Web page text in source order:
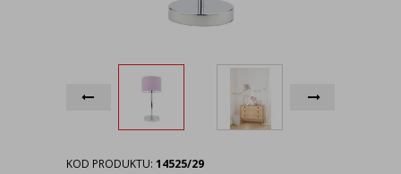
KOD PRODUKTU: 14525/29